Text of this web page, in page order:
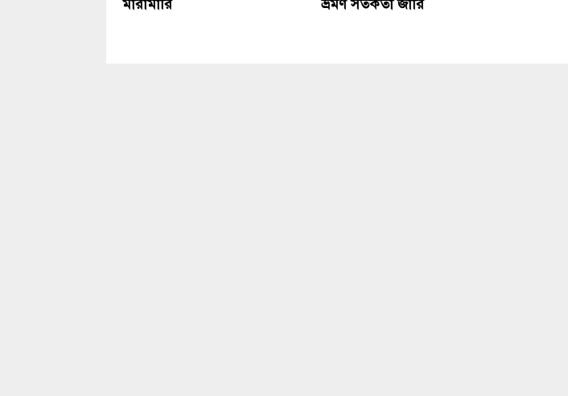
মারামারি
ভ্রমণ সতর্কতা জারি